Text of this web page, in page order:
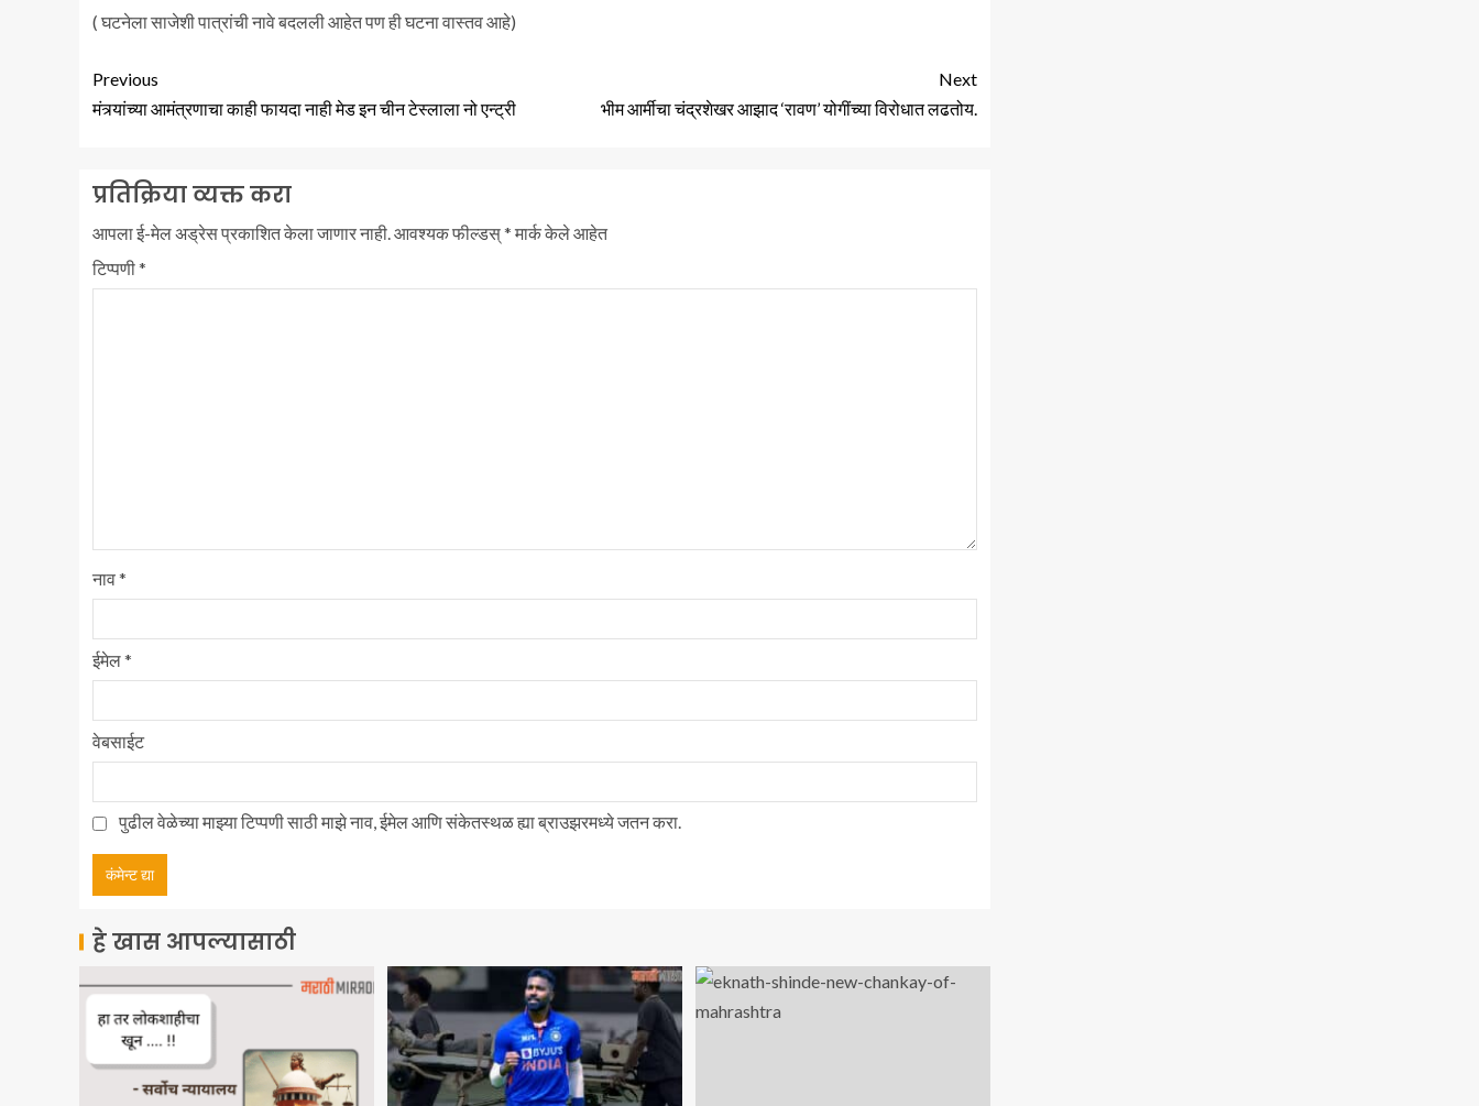
( घटनेला साजेशी पात्रांची नावे बदलली आहेत पण ही घटना वास्तव आहे)
Previous
मंत्र्यांच्या आमंत्रणाचा काही फायदा नाही मेड इन चीन टेस्लाला नो एन्ट्री
Next
भीम आर्मीचा चंद्रशेखर आझाद ‘रावण’ योगींच्या विरोधात लढतोय.
प्रतिक्रिया व्यक्त करा
आपला ई-मेल अड्रेस प्रकाशित केला जाणार नाही.आवश्यक फील्डस्* मार्क केले आहेत
टिप्पणी*
नाव*
ईमेल*
वेबसाईट
पुढील वेळेच्या माझ्या टिप्पणी साठी माझे नाव, ईमेल आणि संकेतस्थळ ह्या ब्राउझरमध्ये जतन करा.
हे खास आपल्यासाठी